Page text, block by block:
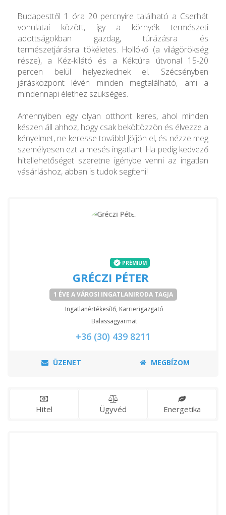
Budapesttől 1 óra 20 percnyire található a Cserhát
vonulatai között, így a környék természeti
adottságokban gazdag, túrázásra és
természetjárásra tökéletes. Hollókő (a világörökség
része), a Kéz-kilátó és a Kéktúra útvonal 15-20
percen belül helyezkednek el. Szécsényben
járásközpont lévén minden megtalálható, ami a
mindennapi élethez szükséges.
Amennyiben egy olyan otthont keres, ahol minden
készen áll ahhoz, hogy csak beköltözzön és élvezze a
kényelmet, ne keresse tovább! Jöjjön el, és nézze meg
személyesen ezt a mesés ingatlant! Ha pedig kedvező
hitellehetőséget szeretne igénybe venni az ingatlan
vásárláshoz, abban is tudok segíteni!
PRÉMIUM
GRÉCZI PÉTER
1 ÉVE A VÁROSI INGATLANIRODA TAGJA
Ingatlanértékesítő, Karrierigazgató
Balassagyarmat
+36 (30) 439 8211
ÜZENET MEGBÍZOM
Hitel Ügyvéd Energetika